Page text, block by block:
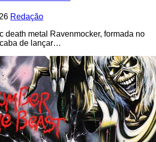
Redação
death metal Ravenmocker, formada no
de lançar…